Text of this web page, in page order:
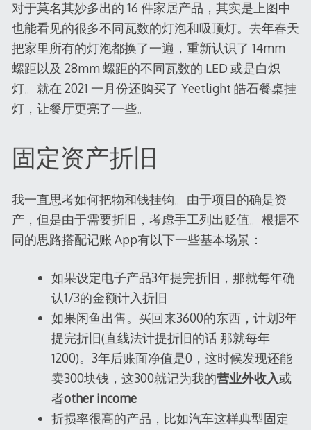
对于莫名其妙多出的 16 件家居产品，其实是上图中
也能看见的很多不同瓦数的灯泡和吸顶灯。去年春天
把家里所有的灯泡都换了一遍，重新认识了 14mm
螺距以及 28mm 螺距的不同瓦数的 LED 或是白炽
灯。就在 2021 一月份还购买了 Yeetlight 皓石餐桌挂
灯，让餐厅更亮了一些。
固定资产折旧
我一直思考如何把物和钱挂钩。由于项目的确是资
产，但是由于需要折旧，考虑手工列出贬值。根据不
同的思路搭配记账 App有以下一些基本场景：
如果设定电子产品3年提完折旧，那就每年确
认1/3的金额计入折旧
如果闲鱼出售。买回来3600的东西，计划3年
提完折旧(直线法计提折旧的话 那就每年
1200)。3年后账面净值是0，这时候发现还能
卖300块钱，这300就记为我的营业外收入或
者other income
折损率很高的产品，比如汽车这样典型固定